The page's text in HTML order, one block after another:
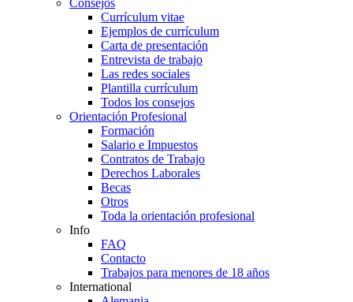
Consejos
Currículum vitae
Ejemplos de currículum
Carta de presentación
Entrevista de trabajo
Las redes sociales
Plantilla currículum
Todos los consejos
Orientación Profesional
Formación
Salario e Impuestos
Contratos de Trabajo
Derechos Laborales
Becas
Otros
Toda la orientación profesional
Info
FAQ
Contacto
Trabajos para menores de 18 años
International